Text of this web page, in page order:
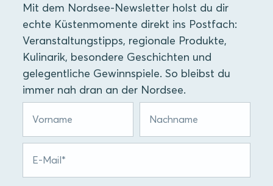
Mit dem Nordsee-Newsletter holst du dir
echte Küstenmomente direkt ins Postfach:
Veranstaltungstipps, regionale Produkte,
Kulinarik, besondere Geschichten und
gelegentliche Gewinnspiele. So bleibst du
immer nah dran an der Nordsee.